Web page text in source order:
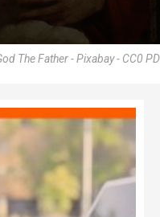
The Father - Pixabay - CC0 PD